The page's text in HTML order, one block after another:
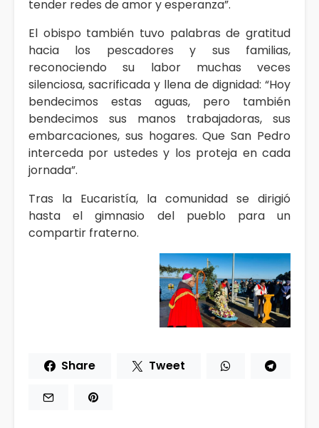
tender redes de amor y esperanza”.
El obispo también tuvo palabras de gratitud
hacia los pescadores y sus familias,
reconociendo su labor muchas veces
silenciosa, sacrificada y llena de dignidad: “Hoy
bendecimos estas aguas, pero también
bendecimos sus manos trabajadoras, sus
embarcaciones, sus hogares. Que San Pedro
interceda por ustedes y los proteja en cada
jornada”.
Tras la Eucaristía, la comunidad se dirigió
hasta el gimnasio del pueblo para un
compartir fraterno.
Share Tweet